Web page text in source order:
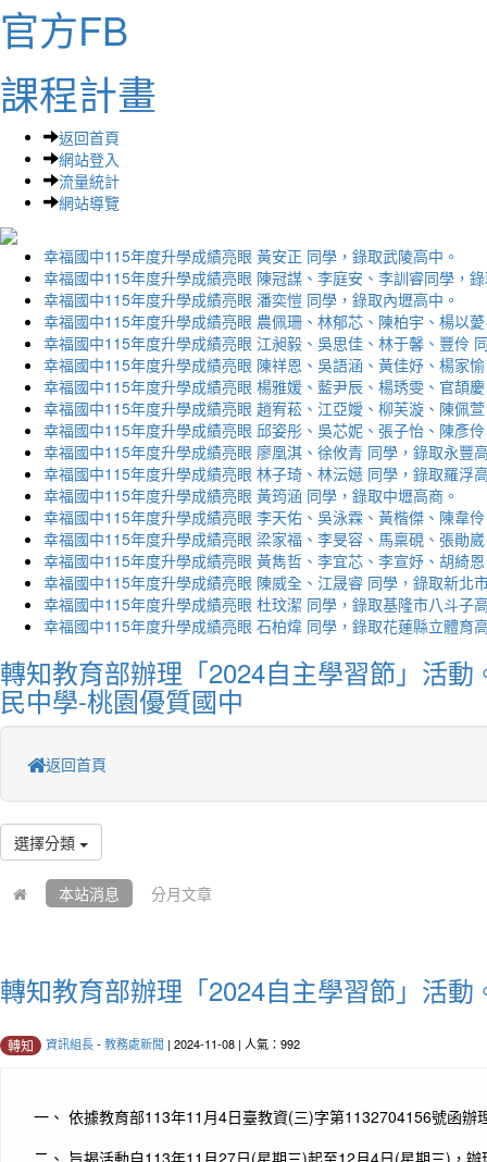
官方FB
課程計畫
返回首頁
網站登入
流量統計
網站導覽
幸福國中115年度升學成績亮眼 黃安正 同學，錄取武陵高中。
幸福國中115年度升學成績亮眼 陳冠謀、李庭安、李訓睿同學，
幸福國中115年度升學成績亮眼 潘奕愷 同學，錄取內壢高中。
幸福國中115年度升學成績亮眼 農佩珊、林郁芯、陳柏宇、楊以
幸福國中115年度升學成績亮眼 江昶毅、吳思佳、林于馨、豐伶
幸福國中115年度升學成績亮眼 陳祥恩、吳語涵、黃佳妤、楊家
幸福國中115年度升學成績亮眼 楊雅媛、藍尹辰、楊琇雯、官頡
幸福國中115年度升學成績亮眼 趙宥菘、江亞嬡、柳芙漩、陳佩
幸福國中115年度升學成績亮眼 邱姿彤、吳芯妮、張子怡、陳彥
幸福國中115年度升學成績亮眼 廖凰淇、徐攸青 同學，錄取永豐
幸福國中115年度升學成績亮眼 林子琦、林沄嬨 同學，錄取羅浮
幸福國中115年度升學成績亮眼 黃筠涵 同學，錄取中壢高商。
幸福國中115年度升學成績亮眼 李天佑、吳泳霖、黃楷傑、陳韋
幸福國中115年度升學成績亮眼 梁家福、李旻容、馬稟硯、張勛
幸福國中115年度升學成績亮眼 黃雋哲、李宜芯、李宣妤、胡綺
幸福國中115年度升學成績亮眼 陳威全、江晟睿 同學，錄取新北
幸福國中115年度升學成績亮眼 杜玟潔 同學，錄取基隆市八斗子
幸福國中115年度升學成績亮眼 石柏煒 同學，錄取花蓮縣立體育
轉知教育部辦理「2024自主學習節」活動
民中學-桃園優質國中
返回首頁
選擇分類
本站消息 分月文章
轉知教育部辦理「2024自主學習節」活動
轉知 資訊組長- 教務處新聞 | 2024-11-08 | 人氣：992
一、 依據教育部113年11月4日臺教資(三)字第1132704156號函辦
二、 旨揭活動自113年11月27日(星期三)起至12月4日(星期三)，辦